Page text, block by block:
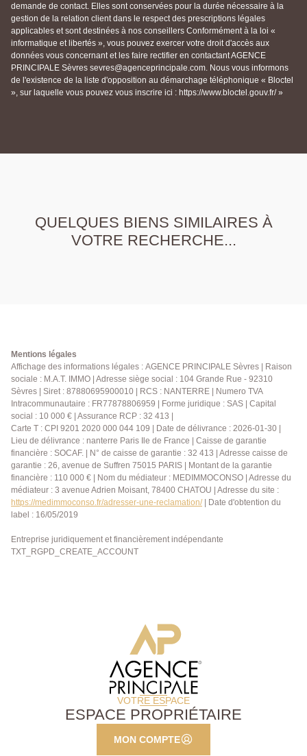
demande de contact. Elles sont conservées pour la durée nécessaire à la
gestion de la relation client dans le respect des prescriptions légales
applicables et sont destinées à nos conseillers Conformément à la loi «
informatique et libertés », vous pouvez exercer votre droit d'accès aux
données vous concernant et les faire rectifier en contactant AGENCE
PRINCIPALE Sèvres sevres@agenceprincipale.com. Nous vous informons
de l'existence de la liste d'opposition au démarchage téléphonique « Bloctel
», sur laquelle vous pouvez vous inscrire ici : https://www.bloctel.gouv.fr/ »
QUELQUES BIENS SIMILAIRES À
VOTRE RECHERCHE...
Mentions légales
Affichage des informations légales : AGENCE PRINCIPALE Sèvres | Raison
sociale : M.A.T. IMMO | Adresse siège social : 104 Grande Rue - 92310
Sèvres | Siret : 87880695900010 | RCS : NANTERRE | Numero TVA
Intracommunautaire : FR77878806959 | Forme juridique : SAS | Capital
social : 10 000 € | Assurance RCP : 32 413 |
Carte T : CPI 9201 2020 000 044 109 | Date de délivrance : 2026-01-30 |
Lieu de délivrance : nanterre Paris Ile de France | Caisse de garantie
financière : SOCAF. | N° de caisse de garantie : 32 413 | Adresse caisse de
garantie : 26, avenue de Suffren 75015 PARIS | Montant de la garantie
financière : 110 000 € | Nom du médiateur : MEDIMMOCONSO | Adresse du
médiateur : 3 avenue Adrien Moisant, 78400 CHATOU | Adresse du site :
https://medimmoconso.fr/adresser-une-reclamation/| Date d'obtention du
label : 16/05/2019
Entreprise juridiquement et financièrement indépendante
TXT_RGPD_CREATE_ACCOUNT
VOTRE ESPACE
ESPACE PROPRIÉTAIRE
MON COMPTE